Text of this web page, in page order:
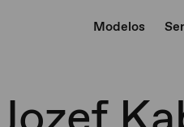
Modelos